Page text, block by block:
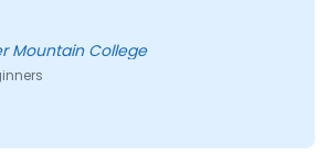
valioso fue aprender a rastrear y
en Excel."
Mountain College